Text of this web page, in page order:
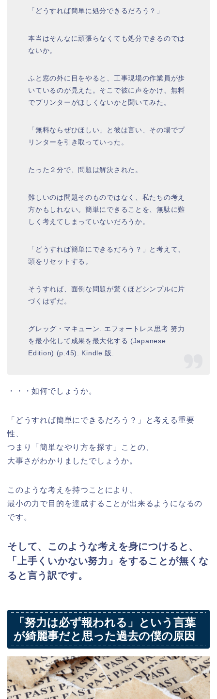
「どうすれば簡単に処分できるだろう？」
本当はそんなに頑張らなくても処分できるのでは
ないか。
ふと窓の外に目をやると、工事現場の作業員が歩
いているのが見えた。そこで彼に声をかけ、無料
でプリンターがほしくないかと聞いてみた。
「無料ならぜひほしい」と彼は言い、その場でプ
リンターを引き取っていった。
たった２分で、問題は解決された。
難しいのは問題そのものではなく、私たちの考え
方かもしれない。簡単にできることを、無駄に難
しく考えてしまっていないだろうか。
「どうすれば簡単にできるだろう？」と考えて、
頭をリセットする。
そうすれば、面倒な問題が驚くほどシンプルに片
づくはずだ。
グレッグ・マキューン. エフォートレス思考 努力
を最小化して成果を最大化する (Japanese
Edition) (p.45). Kindle 版.
・・・如何でしょうか。
「どうすれば簡単にできるだろう？」と考える重要
性、
つまり「簡単なやり方を探す」ことの、
大事さがわかりましたでしょうか。
このような考えを持つことにより、
最小の力で目的を達成することが出来るようになるの
です。
そして、このような考えを身につけると、
「上手くいかない努力」をすることが無くな
ると言う訳です。
「努力は必ず報われる」という言葉
が綺麗事だと思った過去の僕の原因